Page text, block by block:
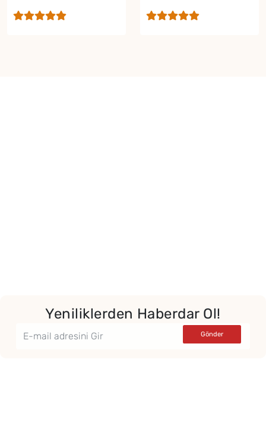
Limonata
Yeniliklerden Haberdar Ol!